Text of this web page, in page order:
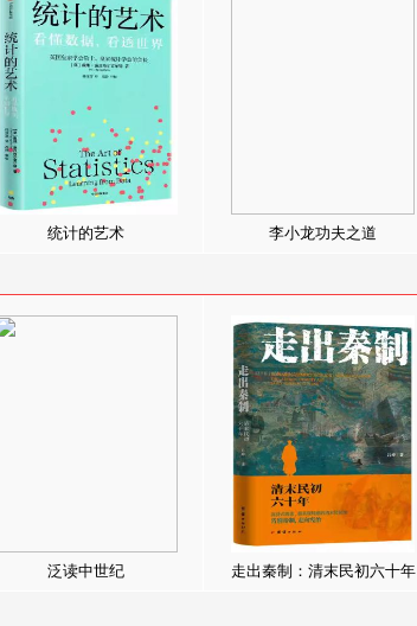
统计的艺术 李小龙功夫之道
泛读中世纪 走出秦制：清末民初六十年